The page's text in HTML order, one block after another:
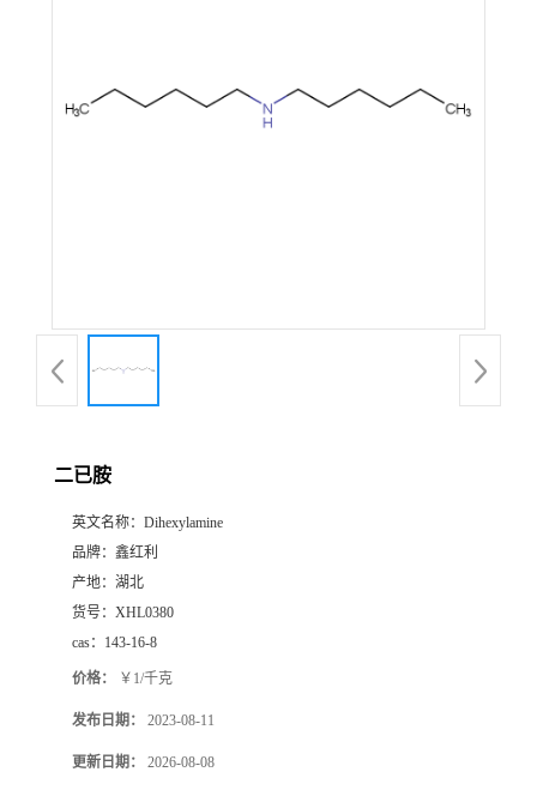
二已胺
英文名称： Dihexylamine
品牌： 鑫红利
产地： 湖北
货号： XHL0380
cas： 143-16-8
价格： ￥1/千克
发布日期： 2023-08-11
更新日期： 2026-08-08